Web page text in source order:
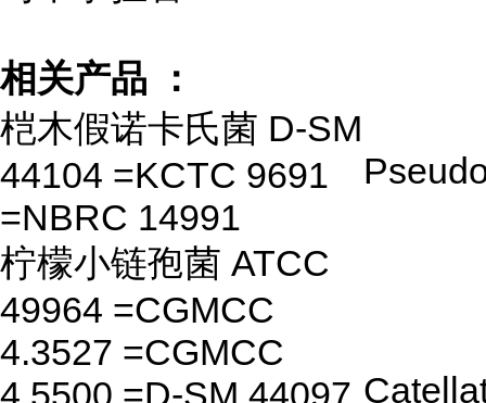
相关产品 ：
桤木假诺卡氏菌 D-SM
44104 =KCTC 9691
=NBRC 14991
柠檬小链孢菌 ATCC
49964 =CGMCC
4.3527 =CGMCC
4.5500 =D-SM 44097